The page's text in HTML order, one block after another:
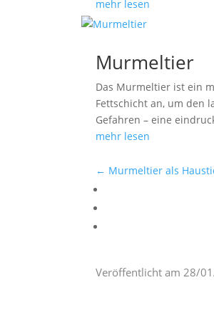
mehr lesen
Murmeltier
Das Murmeltier ist ein
Fettschicht an, um den
Gefahren – eine
mehr lesen
← Murmeltier als
Veröffentlicht am28/